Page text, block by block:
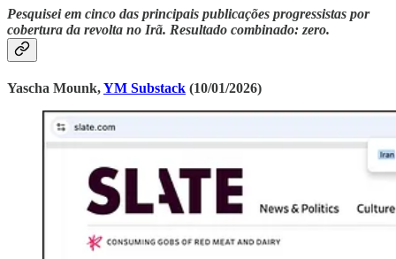
Pesquisei em cinco das principais publicações progressistas por
cobertura da revolta no Irã. Resultado combinado: zero.
Yascha Mounk,YM Substack (10/01/2026)